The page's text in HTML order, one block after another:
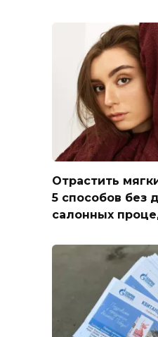
Отрастить
5 способов без
салонных